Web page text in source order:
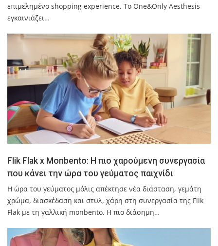
επιμελημένο shopping experience. Το One&Only Aesthesis
εγκαινιάζει…
Flik Flak x Monbento: Η πιο χαρούμενη συνεργασία
που κάνει την ώρα του γεύματος παιχνίδι
Η ώρα του γεύματος μόλις απέκτησε νέα διάσταση, γεμάτη
χρώμα, διασκέδαση και στυλ, χάρη στη συνεργασία της Flik
Flak με τη γαλλική monbento. Η πιο διάσημη…